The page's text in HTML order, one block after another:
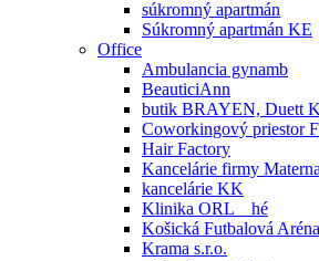
súkromný apartmán
Súkromný apartmán KE
Office
Ambulancia gynamb
BeauticiAnn
butik BRAYEN, Duett
Coworkingový priestor
Hair Factory
Kancelárie firmy
kancelárie KK
Klinika ORL _ hé
Košická Futbalová Aréna
Krama s.r.o.